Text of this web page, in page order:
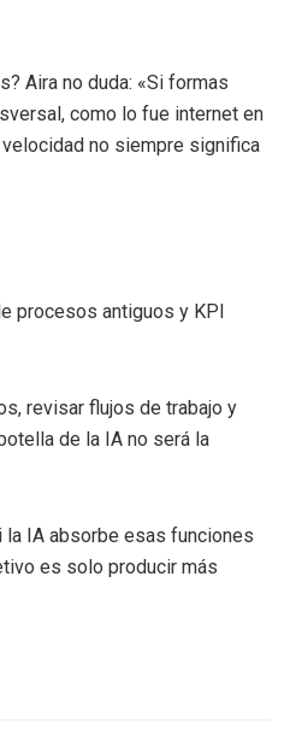
Aira no duda: «Si formas
como lo fue internet en
velocidad no siempre significa
procesos antiguos y KPI
revisar flujos de trabajo y
de la IA no será la
la IA absorbe esas funciones
es solo producir más